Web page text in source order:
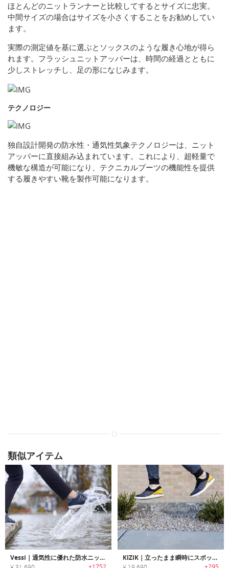
ほとんどのニットランナーと比較してするとサイズに忠実。
中間サイズの場合はサイズを小さくすることをお勧めしてい
ます。
実際の測定値を基に選ぶとソックスのような履き心地が得ら
れます。フラッシュニットアッパーは、時間の経過とともに
少しストレッチし、足の形になじみます。
テクノロジー
独自設計開発の防水性・通気性気象テクノロジーは、ニット
アッパーに直接組み込まれています。これにより、超軽量で
機敏な構造が可能になり、テクニカルブーツの機能性を提供
する履きやすい靴を製作可能になります。
類似アイテム
Vessi｜通気性に優れた防水ニットシューズ「ヴェシー」 KIZIK｜立ったまま瞬時にスポッと履けるハンズフリーシューズ 「キジック」